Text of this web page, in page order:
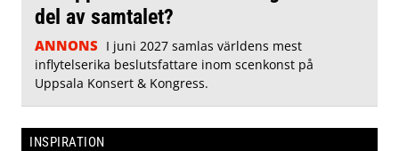
del av samtalet?
ANNONS I juni 2027 samlas världens mest
inflytelserika beslutsfattare inom scenkonst på
Uppsala Konsert & Kongress.
INSPIRATION